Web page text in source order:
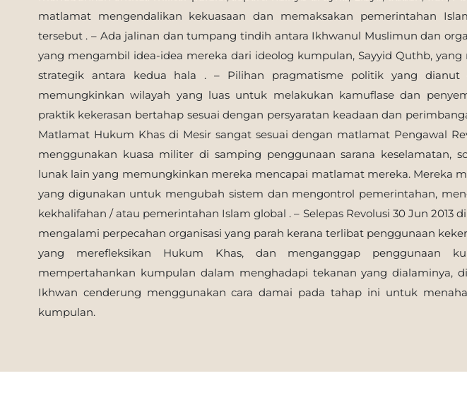
matlamat mengendalikan kekuasaan dan memaksakan pemerintahan
tersebut . – Ada jalinan dan tumpang tindih antara Ikhwanul Muslimun dan
yang mengambil idea-idea mereka dari ideolog kumpulan, Sayyid Quthb,
strategik antara kedua hala . – Pilihan pragmatisme politik yang dianut
memungkinkan wilayah yang luas untuk melakukan kamuflase dan
praktik kekerasan bertahap sesuai dengan persyaratan keadaan dan
Matlamat Hukum Khas di Mesir sangat sesuai dengan matlamat Pengawal
menggunakan kuasa militer di samping penggunaan sarana keselamatan,
lunak lain yang memungkinkan mereka mencapai matlamat mereka. Mereka
yang digunakan untuk mengubah sistem dan mengontrol pemerintahan,
kekhalifahan / atau pemerintahan Islam global . – Selepas Revolusi 30 Jun 2013
mengalami perpecahan organisasi yang parah kerana terlibat penggunaan
yang merefleksikan Hukum Khas, dan menganggap penggunaan
mempertahankan kumpulan dalam menghadapi tekanan yang dialaminya,
Ikhwan cenderung menggunakan cara damai pada tahap ini untuk
kumpulan.